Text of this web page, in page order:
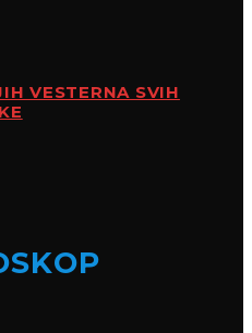
VESTERNA SVIH